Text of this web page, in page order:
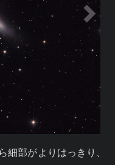
部がよりはっきり、